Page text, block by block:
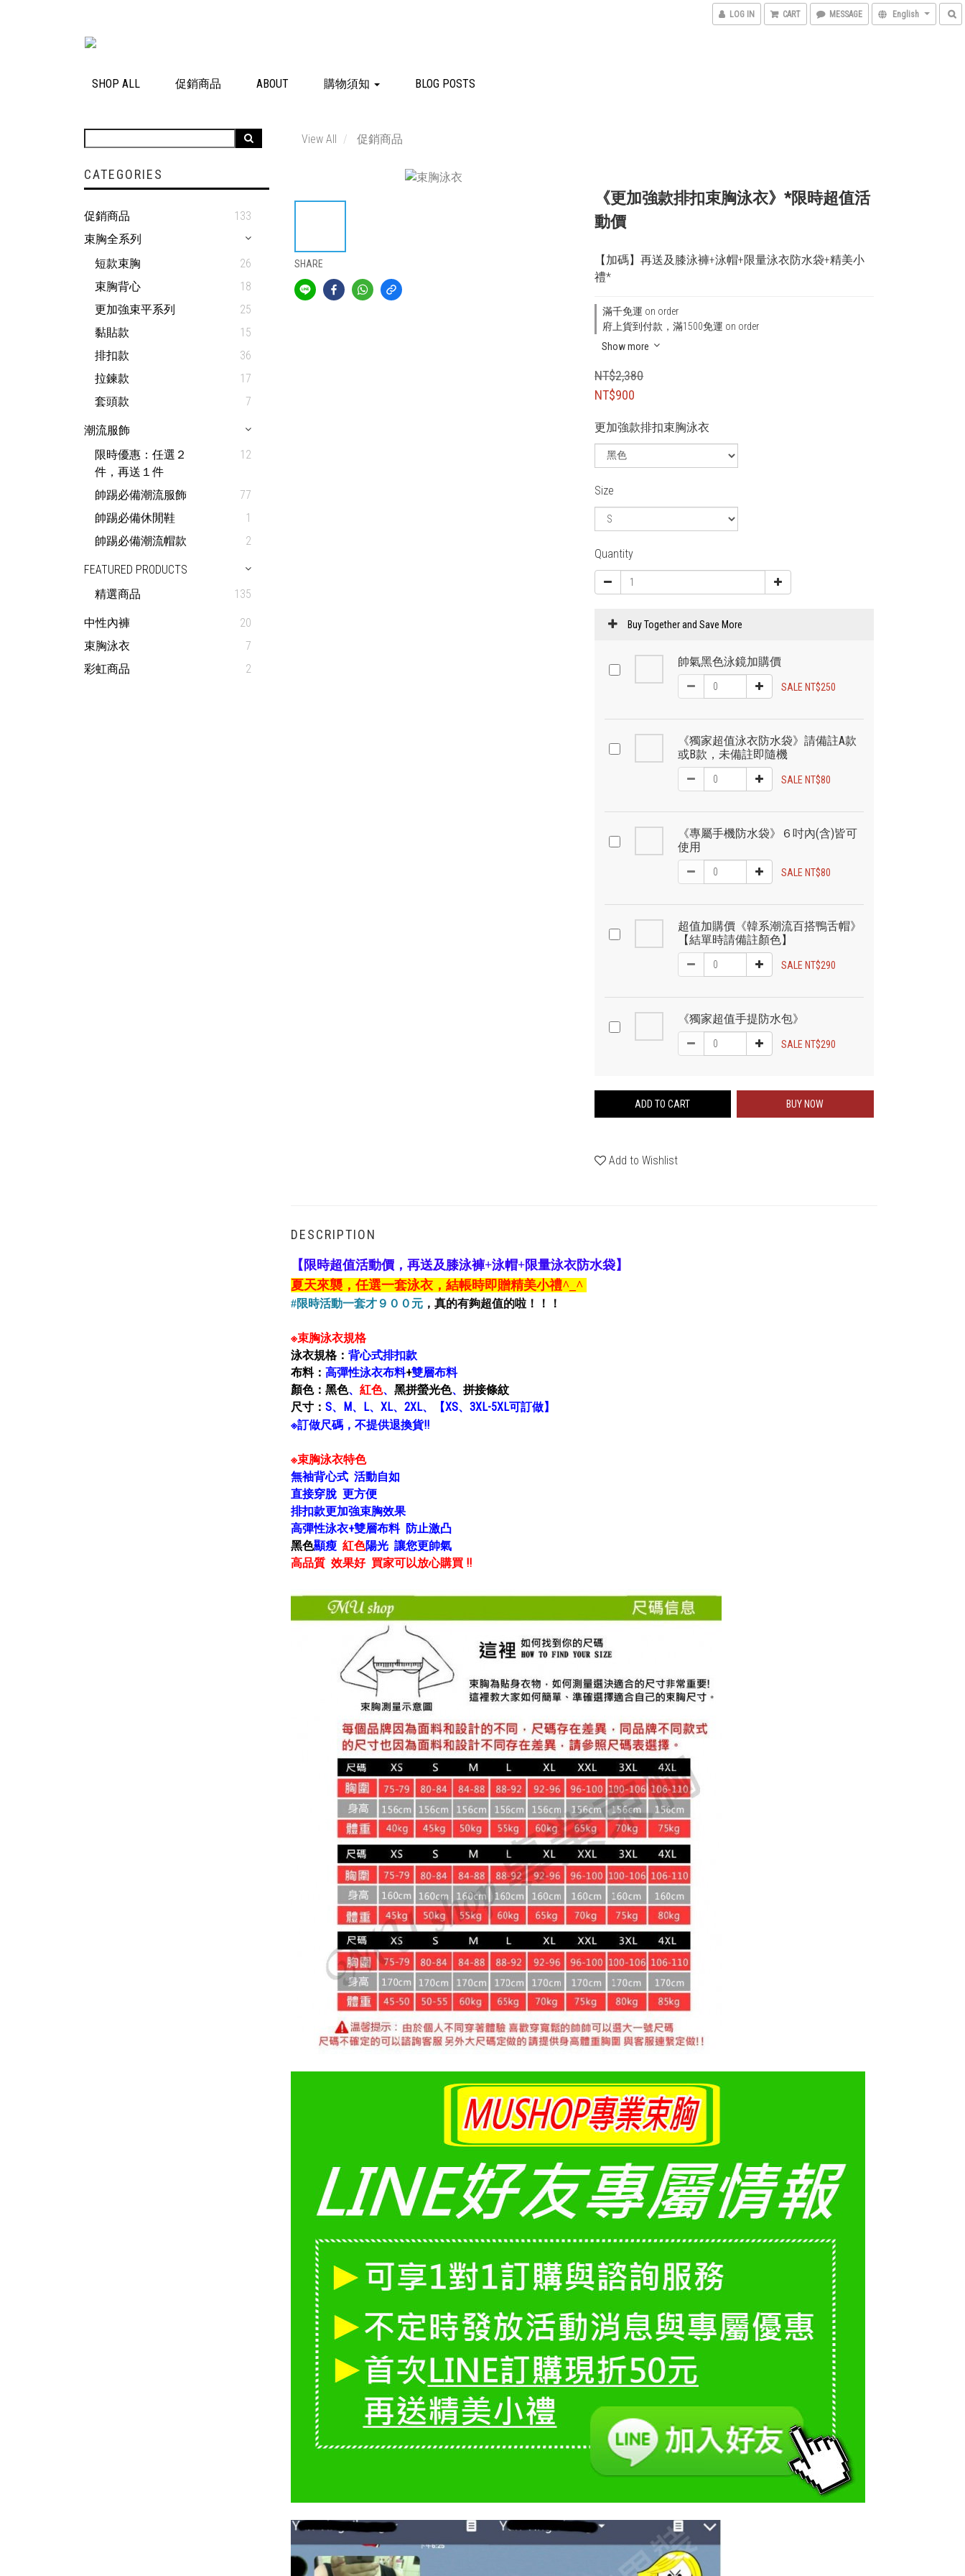
LOG IN CART MESSAGE English
SHOP ALL 促銷商品 ABOUT 購物須知 BLOG POSTS
CATEGORIES
促銷商品
133
束胸全系列
短款束胸
26
束胸背心
18
更加強束平系列
25
黏貼款
15
排扣款
36
拉鍊款
17
套頭款
7
潮流服飾
限時優惠：任選２
件，再送１件
12
帥踢必備潮流服飾
77
帥踢必備休閒鞋
1
帥踢必備潮流帽款
2
FEATURED PRODUCTS
精選商品
135
中性內褲
20
束胸泳衣
7
彩虹商品
2
View All 促銷商品
SHARE
《更加強款排扣束胸泳衣》*限時超值活
動價
【加碼】再送及膝泳褲+泳帽+限量泳衣防水袋+精美小
禮*
滿千免運 on order
府上貨到付款，滿1500免運 on order
Show more
NT$2,380
NT$900
更加強款排扣束胸泳衣
Size
Quantity
Buy Together and Save More
帥氣黑色泳鏡加購價
SALE NT$250
《獨家超值泳衣防水袋》請備註A款
或B款，未備註即隨機
SALE NT$80
《專屬手機防水袋》６吋內(含)皆可
使用
SALE NT$80
超值加購價《韓系潮流百搭鴨舌帽》
【結單時請備註顏色】
SALE NT$290
《獨家超值手提防水包》
SALE NT$290
ADD TO CART BUY NOW
Add to Wishlist
DESCRIPTION
【限時超值活動價，再送及膝泳褲+泳帽+限量泳衣防水袋】
夏天來襲，任選一套泳衣，結帳時即贈精美小禮^_^
#限時活動一套才９００元，真的有夠超值的啦！！！
※束胸泳衣規格
泳衣規格： 背心式排扣款
布料： 高彈性泳衣布料+雙層布料
顏色： 黑色、 紅色、 黑拼螢光色、 拼接條紋
尺寸： S、M、L、XL、2XL、【XS、 3XL-5XL可訂做】
※訂做尺碼，不提供退換貨!!
※束胸泳衣特色
無袖背心式 活動自如
直接穿脫 更方便
排扣款更加強束胸效果
高彈性泳衣+雙層布料防止激凸
黑色顯瘦 紅色陽光 讓您更帥氣
高品質 效果好 買家可以放心購買 !!